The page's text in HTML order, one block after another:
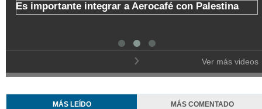
Copa Nacional de Baloncesto en el
de Manizales
Ver más videos
MÁS LEÍDO MÁS COMENTADO